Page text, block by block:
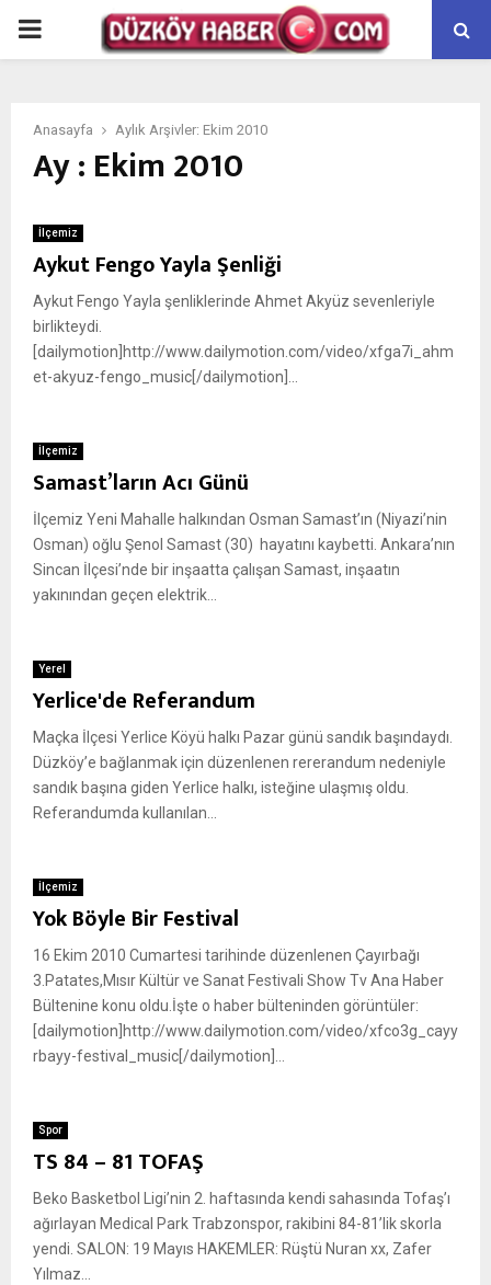
PRIMARY
Anasayfa Aylık Arşivler: Ekim 2010
Ay : Ekim 2010
İlçemiz
Aykut Fengo Yayla Şenliği
Aykut Fengo Yayla şenliklerinde Ahmet Akyüz sevenleriyle
birlikteydi.
[dailymotion]http://www.dailymotion.com/video/xfga7i_ahm
et-akyuz-fengo_music[/dailymotion]...
İlçemiz
Samast’ların Acı Günü
İlçemiz Yeni Mahalle halkından Osman Samast’ın (Niyazi’nin
Osman) oğlu Şenol Samast (30) hayatını kaybetti. Ankara’nın
Sincan İlçesi’nde bir inşaatta çalışan Samast, inşaatın
yakınından geçen elektrik...
Yerel
Yerlice'de Referandum
Maçka İlçesi Yerlice Köyü halkı Pazar günü sandık başındaydı.
Düzköy’e bağlanmak için düzenlenen rererandum nedeniyle
sandık başına giden Yerlice halkı, isteğine ulaşmış oldu.
Referandumda kullanılan...
İlçemiz
Yok Böyle Bir Festival
16 Ekim 2010 Cumartesi tarihinde düzenlenen Çayırbağı
3.Patates,Mısır Kültür ve Sanat Festivali Show Tv Ana Haber
Bültenine konu oldu.İşte o haber bülteninden görüntüler:
[dailymotion]http://www.dailymotion.com/video/xfco3g_cayy
rbayy-festival_music[/dailymotion]...
Spor
TS 84 – 81 TOFAŞ
Beko Basketbol Ligi’nin 2. haftasında kendi sahasında Tofaş’ı
ağırlayan Medical Park Trabzonspor, rakibini 84-81’lik skorla
yendi. SALON: 19 Mayıs HAKEMLER: Rüştü Nuran xx, Zafer
Yılmaz...